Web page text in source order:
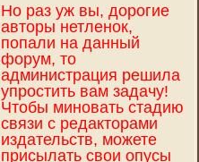
Но раз уж вы, дорогие
авторы нетленок,
попали на данный
форум, то
администрация решила
упростить вам задачу!
Чтобы миновать стадию
связи с редакторами
издательств, можете
присылать свои опусы